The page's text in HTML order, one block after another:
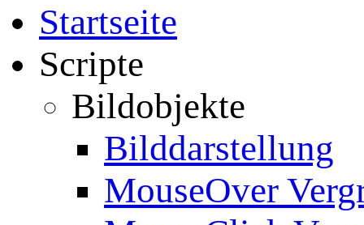
Startseite
Scripte
Bildobjekte
Bilddarstellung
MouseOver